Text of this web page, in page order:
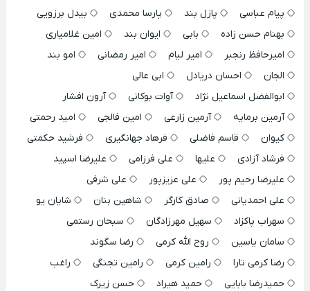
پیام عباسی
پازل بند پارسا محمدی
بیدل برزویی
بهنام حسن زاده
بابی ایوان بند
امین غلامیاری
امیرحافظ رنجبر
امیر لیام امیر رمضانی
امو بند
الجان
احسان دریادل
ابی عالی
ابوالفضل اسماعیل نژاد
آوات بوکانی
آرون افشار
آرمین برمایه
آرمین زارعی امین فالجی
امید رحمتی
کیوان
قاسم فاضلی فرهاد جهانگیری
فرشید حکمتی
فرشاد آزادی
علیها علی فرزامی
علیرضا اسپید
علیرضا رحیم پور
علی عزیزپور
علی شرفی
علی احمدیانی
صادق کارگر شاهین بنان
شایان یو
سهراب پاکزاد
سهیل مهرزادگان
سبحان رستمی
سامان یاسین
روح الله کرمی
رضا سگوند
رضا کرمی تارا
رامین کرمی رامین تجنگی
راغب
حمیدرضا بابایی
حمید هیراد
حسن زیرک